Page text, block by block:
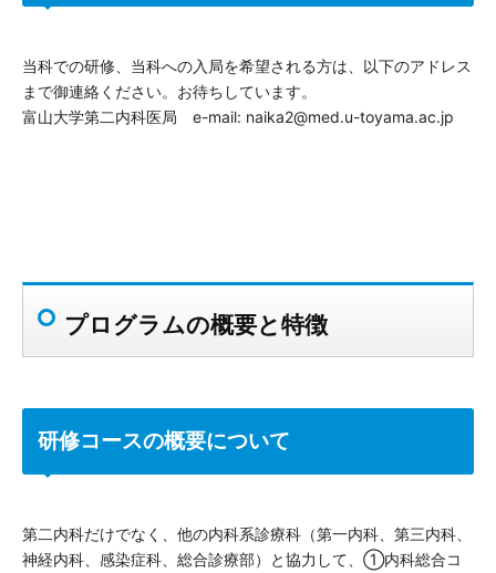
当科での研修、当科への入局を希望される方は、以下のアドレス
まで御連絡ください。お待ちしています。
富山大学第二内科医局 e-mail: naika2@med.u-toyama.ac.jp
プログラムの概要と特徴
研修コースの概要について
第二内科だけでなく、他の内科系診療科（第一内科、第三内科、
神経内科、感染症科、総合診療部）と協力して、①内科総合コ